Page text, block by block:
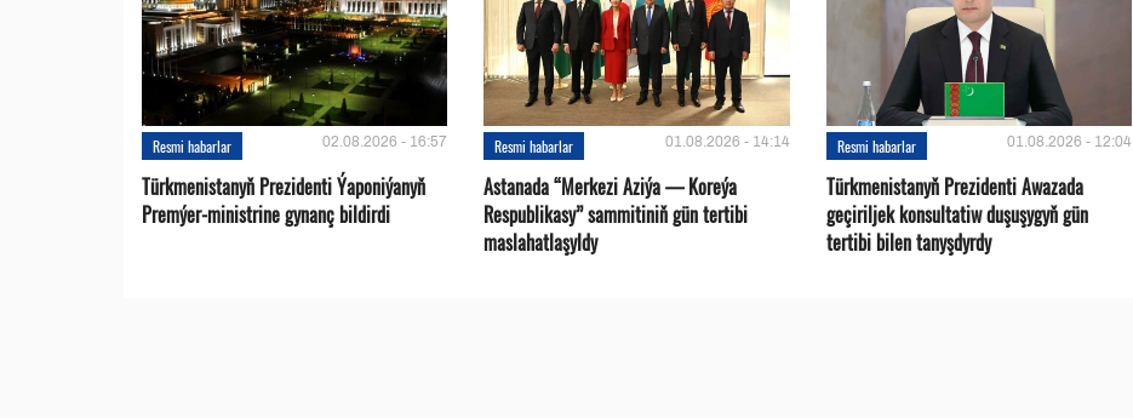
Resmi habarlar 02.08.2026 - 16:57
Türkmenistanyň Prezidenti Ýaponiýanyň
Premýer-ministrine gynanç bildirdi
Resmi habarlar 01.08.2026 - 14:14
Astanada “Merkezi Aziýa — Koreýa
Respublikasy” sammitiniň gün tertibi
maslahatlaşyldy
Resmi habarlar 01.08.2026 - 12:04
Türkmenistanyň Prezidenti Awazada
geçiriljek konsultatiw duşuşygyň gün
tertibi bilen tanyşdyrdy